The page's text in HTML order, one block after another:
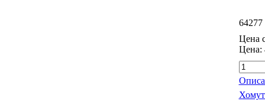
64277
Цена
Цена: